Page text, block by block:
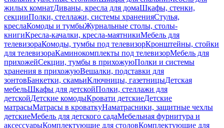
жилых комнатДиваны, кресла для домаШкафы, стенки,
секцииПолки, стеллажи, системы храненияСтулья,
креслаКомоды и тумбыЖурнальные столы, столы-
книгиКресла-качалки, кресла-маятникиМебель для
телевизораКомоды, тумбы под телевизорКронштейны, стойки
для телевизораКаминокомплекты под телевизорМебель для
прихожейСекции, тумбы в прихожуюПолки и системы
хранения в прихожуюВешалки, подставки для
зонтовБанкетки, скамьиКлючницы, газетницыДетская
мебельШкафы для детскойПолки, стеллажи для
детскойДетские комодыКровати детскиеДетские
матрасыМатрасы в кроваткуНаматрасники, защитные чехлы
детскиеМебель для детского садаМебельная фурнитура и
аксессуарыКомплектующие для столовКомплектующие для